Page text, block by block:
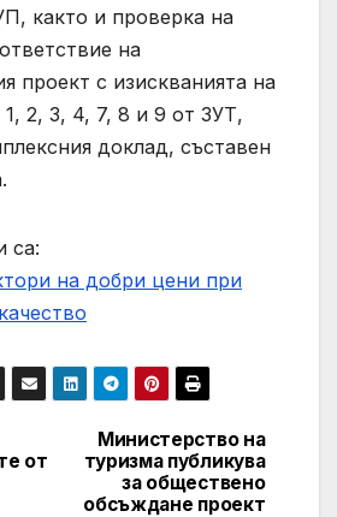
както и проверка на
на
проект с изискванията на
1, 2, 3, 4, 7, 8 и 9 от ЗУТ,
доклад, съставен
са:
на добри цени при
Министерство на
туризма публикува
за обществено
обсъждане проект
от